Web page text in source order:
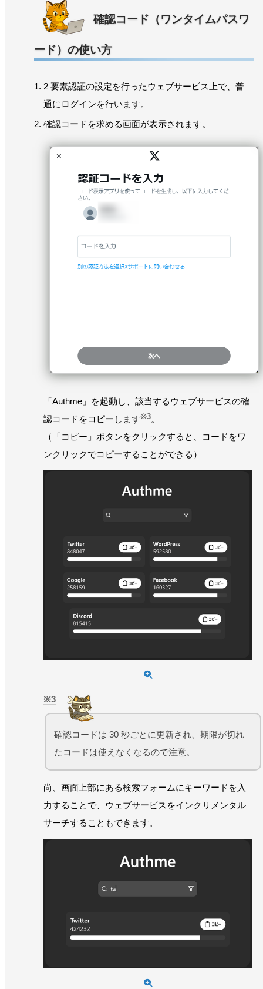
確認コード（ワンタイムパスワ
ード）の使い方
2 要素認証の設定を行ったウェブサービス上で、普
通にログインを行います。
確認コードを求める画面が表示されます。
「Authme」を起動し、該当するウェブサービスの確
認コードをコピーします※3。
（「コピー」ボタンをクリックすると、コードをワ
ンクリックでコピーすることができる）
3
確認コードは 30 秒ごとに更新され、期限が切れ
たコードは使えなくなるので注意。
尚、画面上部にある検索フォームにキーワードを入
力することで、ウェブサービスをインクリメンタル
サーチすることもできます。